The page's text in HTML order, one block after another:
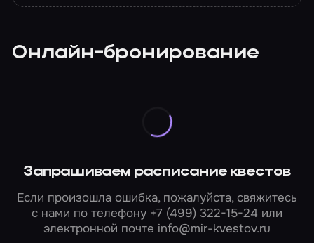
Онлайн-бронирование
Запрашиваем расписание квестов
Если произошла ошибка, пожалуйста, свяжитесь
с нами по телефону +7 (499) 322-15-24 или
электронной почте info@mir-kvestov.ru